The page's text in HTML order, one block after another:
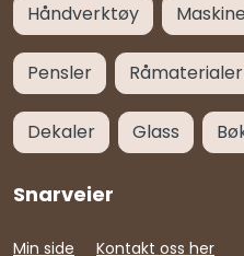
Håndverktøy
Pensler Råmaterialer
Dekaler Glass
Min side Kontakt oss her
Snarveier